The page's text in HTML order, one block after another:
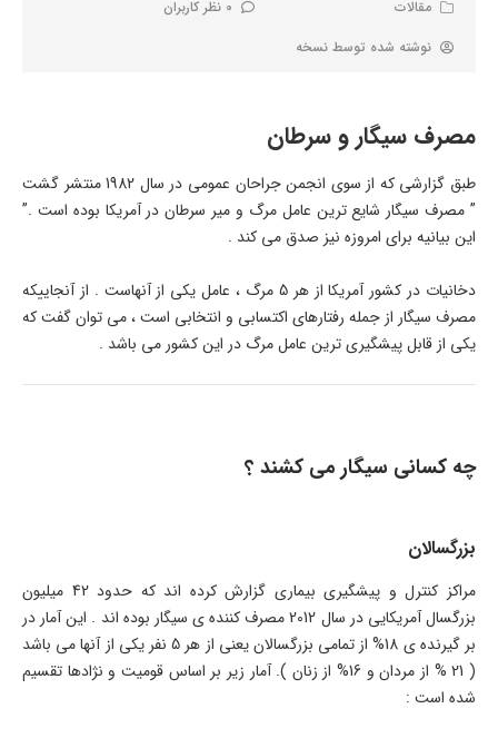
مقالات
0 نظر کاربران
نوشته شده توسط نسخه
مصرف سیگار و سرطان
طبق گزارشی که از سوی انجمن جراحان عمومی در سال 1982 منتشر گشت
” مصرف سیگار شایع ترین عامل مرگ و میر سرطان در آمریکا بوده است .”
این بیانیه برای امروزه نیز صدق می کند .
دخانیات در کشور آمریکا از هر 5 مرگ ، عامل یکی از آنهاست . از آنجاییکه
مصرف سیگار از جمله رفتارهای اکتسابی و انتخابی است ، می توان گفت که
یکی از قابل پیشگیری ترین عامل مرگ در این کشور می باشد .
چه کسانی سیگار می کشند ؟
بزرگسالان
مراکز کنترل و پیشگیری بیماری گزارش کرده اند که حدود 42 میلیون
بزرگسال آمریکایی در سال 2012 مصرف کننده ی سیگار بوده اند . این آمار در
بر گیرنده ی 18% از تمامی بزرگسالان یعنی از هر 5 نفر یکی از آنها می باشد
( 21 % از مردان و 16% از زنان ). آمار زیر بر اساس قومیت و نژادها تقسیم
شده است :